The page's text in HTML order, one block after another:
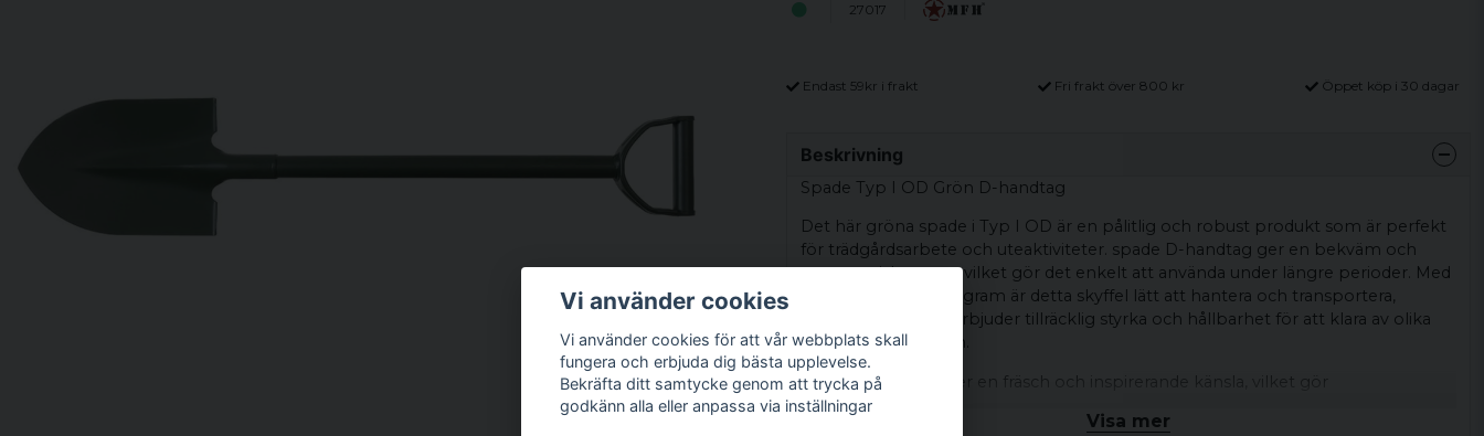
27017
Endast 59kr i frakt Fri frakt över 800 kr Öppet köp i 30 dagar
Beskrivning
Spade Typ I OD Grön D-handtag
Det här gröna spade i Typ I OD är en pålitlig och robust produkt som är perfekt
för trädgårdsarbete och uteaktiviteter. spade D-handtag ger en bekväm och
ergonomisk grepp, vilket gör det enkelt att använda under längre perioder. Med
en vikt på cirka 940 gram är detta skyffel lätt att hantera och transportera,
samtidigt som det erbjuder tillräcklig styrka och hållbarhet för att klara av olika
typer av jordarbeten.
Det gröna färgen ger en fräsch och inspirerande känsla, vilket gör
trädgårdsarbetet till en trevlig upplevelse. Den höga kvaliteten på materialen
garanterar långvarig prestanda och hållbarhet.
Visa mer
Vi använder cookies
Vi använder cookies för att vår webbplats skall
fungera och erbjuda dig bästa upplevelse.
Bekräfta ditt samtycke genom att trycka på
godkänn alla eller anpassa via inställningar